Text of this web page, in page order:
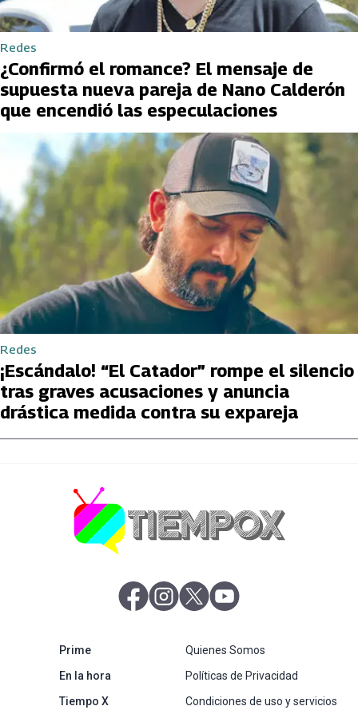
Redes
¿Confirmó el romance? El mensaje de
supuesta nueva pareja de Nano Calderón
que encendió las especulaciones
Redes
¡Escándalo! “El Catador” rompe el silencio
tras graves acusaciones y anuncia
drástica medida contra su expareja
abre en nueva pestaña
abre en nueva pestaña
abre en nueva pestaña
Primeabre en nueva pestaña
En la horaabre en nueva pestaña
Tiempo X
Quienes Somos
Políticas de Privacidad
Condiciones de uso y servicios